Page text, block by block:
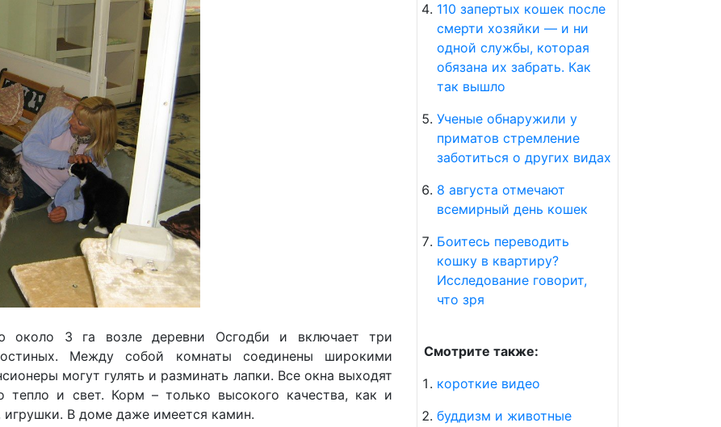
около 3 га возле деревни Осгодби и включает три
Между собой комнаты соединены широкими
могут гулять и разминать лапки. Все окна выходят
и свет. Корм – только высокого качества, как и
игрушки. В доме даже имеется камин.
110 запертых кошек после
смерти хозяйки — и ни
одной службы, которая
обязана их забрать. Как
так вышло
Ученые обнаружили у
приматов стремление
заботиться о других видах
8 августа отмечают
всемирный день кошек
Боитесь переводить
кошку в квартиру?
Исследование говорит,
что зря
Смотрите также:
короткие видео
буддизм и животные